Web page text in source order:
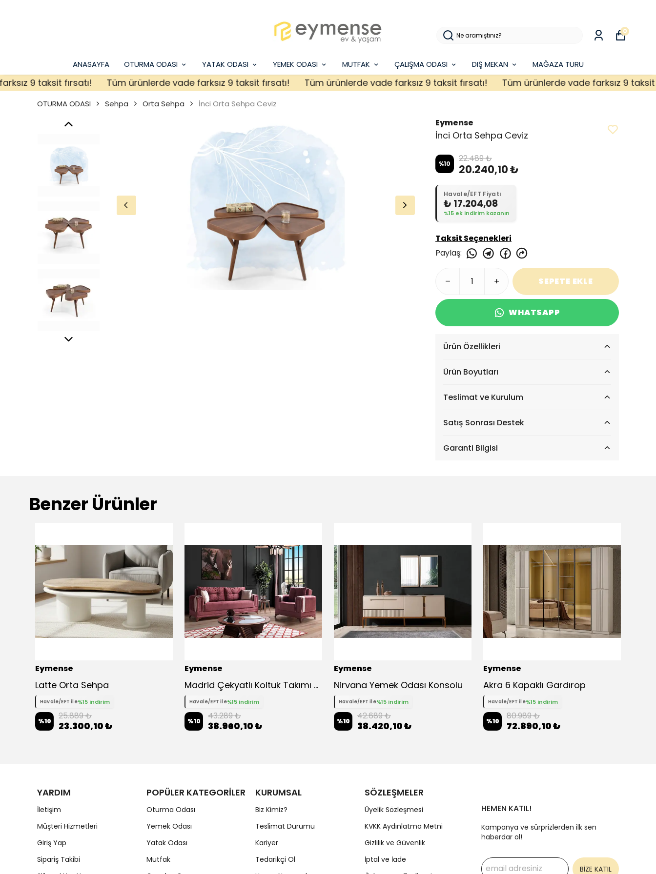
ANASAYFA OTURMA ODASI YATAK ODASI YEMEK ODASI MUTFAK ÇALIŞMA ODASI DIŞ MEKAN MAĞAZA TURU
0
9 taksit fırsatı! Tüm ürünlerde vade farksız 9 taksit fırsatı! Tüm ürünlerde vade farksız 9 taksit fırsatı! Tüm ürünlerde vade farksız 9 taksit
OTURMA ODASI Sehpa Orta Sehpa İnci Orta Sehpa Ceviz
Eymense
İnci Orta Sehpa Ceviz
%10 22.489 ₺
20.240,10 ₺
Havale/EFT Fiyatı
₺ 17.204,08
%15 ek indirim kazanın
Taksit Seçenekleri
Paylaş:
SEPETE EKLE
WHATSAPP
Ürün Özellikleri
Ürün Boyutları
Teslimat ve Kurulum
Satış Sonrası Destek
Garanti Bilgisi
Benzer Ürünler
Eymense
Latte Orta Sehpa
Havale/EFT ile%15 indirim
%10 25.889 ₺
23.300,10 ₺
Eymense
Madrid Çekyatlı Koltuk Takımı 3+1 - Pembe
Havale/EFT ile%15 indirim
%10 43.289 ₺
38.960,10 ₺
Eymense
Nirvana Yemek Odası Konsolu
Havale/EFT ile%15 indirim
%10 42.689 ₺
38.420,10 ₺
Eymense
Akra 6 Kapaklı Gardırop
Havale/EFT ile%15 indirim
%10 80.989 ₺
72.890,10 ₺
YARDIM
İletişim
Müşteri Hizmetleri
Giriş Yap
Sipariş Takibi
POPÜLER KATEGORİLER
Oturma Odası
Yemek Odası
Yatak Odası
Mutfak
KURUMSAL
Biz Kimiz?
Teslimat Durumu
Kariyer
Tedarikçi Ol
SÖZLEŞMELER
Üyelik Sözleşmesi
KVKK Aydınlatma Metni
Gizlilik ve Güvenlik
İptal ve İade
HEMEN KATIL!
Kampanya ve sürprizlerden ilk sen
haberdar ol!
BİZE KATIL